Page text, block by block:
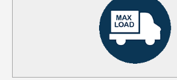
CARICHI MASSIMI
SCARICA